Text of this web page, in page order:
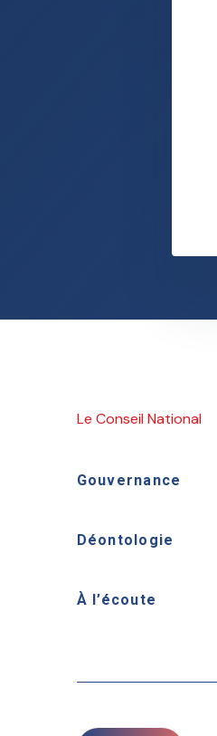
Le Conseil National
Gouvernance
Déontologie
À l’écoute